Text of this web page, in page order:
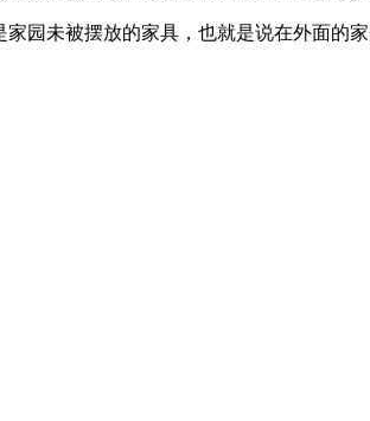
家园未被摆放的家具，也就是说在外面的